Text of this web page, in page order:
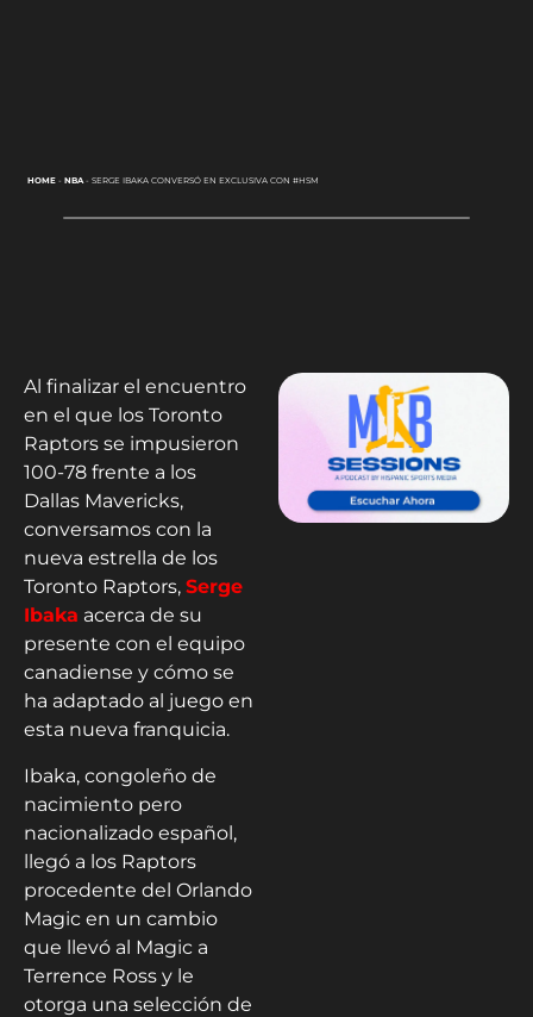
HOME- NBA- SERGE IBAKA CONVERSÓ EN EXCLUSIVA CON #HSM
Al finalizar el encuentro
en el que los Toronto
Raptors se impusieron
100-78 frente a los
Dallas Mavericks,
conversamos con la
nueva estrella de los
Toronto Raptors, Serge
Ibaka acerca de su
presente con el equipo
canadiense y cómo se
ha adaptado al juego en
esta nueva franquicia.
Ibaka, congoleño de
nacimiento pero
nacionalizado español,
llegó a los Raptors
procedente del Orlando
Magic en un cambio
que llevó al Magic a
Terrence Ross y le
otorga una selección de